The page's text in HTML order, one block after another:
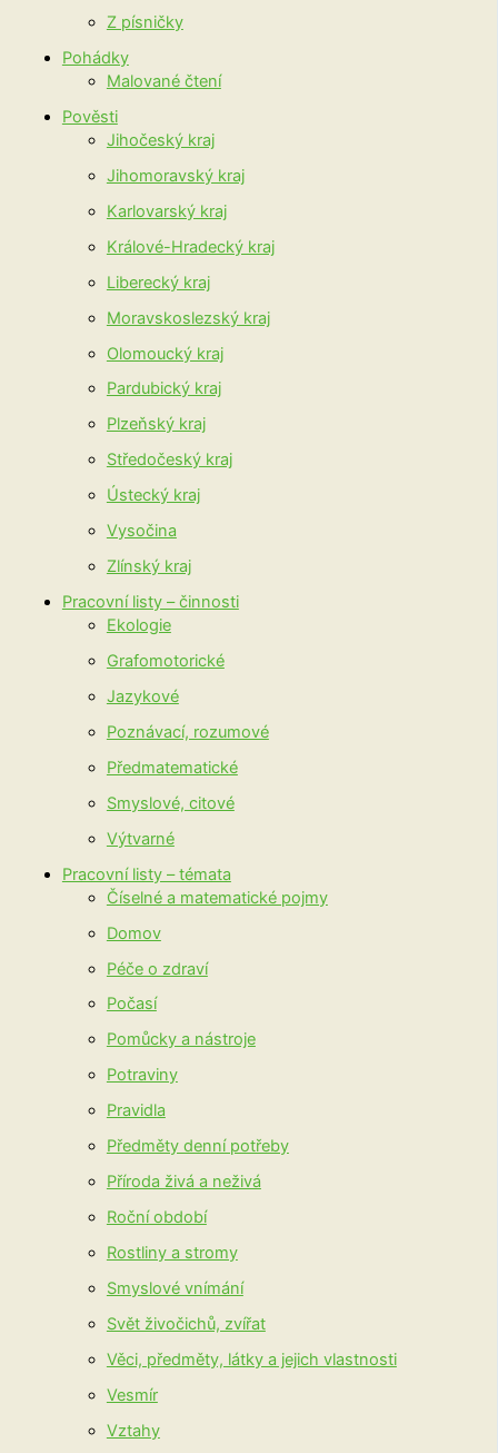
Z písničky
Pohádky
Malované čtení
Pověsti
Jihočeský kraj
Jihomoravský kraj
Karlovarský kraj
Králové-Hradecký kraj
Liberecký kraj
Moravskoslezský kraj
Olomoucký kraj
Pardubický kraj
Plzeňský kraj
Středočeský kraj
Ústecký kraj
Vysočina
Zlínský kraj
Pracovní listy – činnosti
Ekologie
Grafomotorické
Jazykové
Poznávací, rozumové
Předmatematické
Smyslové, citové
Výtvarné
Pracovní listy – témata
Číselné a matematické pojmy
Domov
Péče o zdraví
Počasí
Pomůcky a nástroje
Potraviny
Pravidla
Předměty denní potřeby
Příroda živá a neživá
Roční období
Rostliny a stromy
Smyslové vnímání
Svět živočichů, zvířat
Věci, předměty, látky a jejich vlastnosti
Vesmír
Vztahy